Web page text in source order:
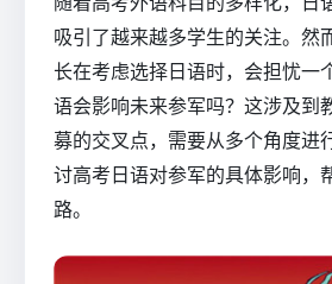
吸引了越来越多学生的关注。然
长在考虑选择日语时，会担忧一
语会影响未来参军吗？这涉及到
募的交叉点，需要从多个角度进
讨高考日语对参军的具体影响，
路。